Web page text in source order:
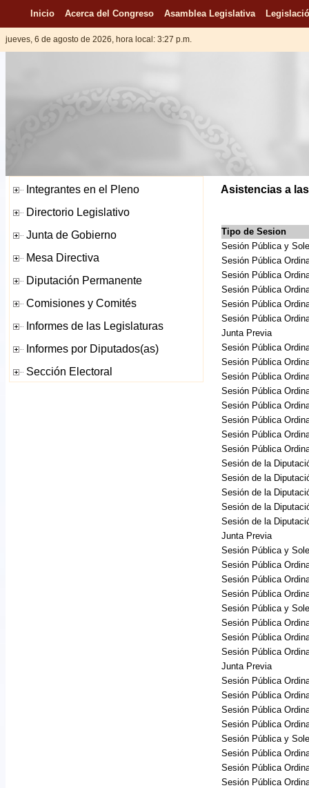
Inicio Acerca del Congreso Asamblea Legislativa
jueves, 6 de agosto de 2026, hora local: 3:27 p.m.
Asistencias a
Tipo de Sesion
Sesión Pública y
Sesión Pública
Sesión Pública
Sesión Pública
Sesión Pública
Sesión Pública
Junta Previa
Sesión Pública
Sesión Pública
Sesión Pública
Sesión Pública
Sesión Pública
Sesión Pública
Sesión Pública
Sesión Pública
Sesión de la
Sesión de la
Sesión de la
Sesión de la
Sesión de la
Junta Previa
Sesión Pública y
Sesión Pública
Sesión Pública
Sesión Pública
Sesión Pública y
Sesión Pública
Sesión Pública
Sesión Pública
Junta Previa
Sesión Pública
Sesión Pública
Sesión Pública
Sesión Pública
Sesión Pública y
Sesión Pública
Sesión Pública
Sesión Pública